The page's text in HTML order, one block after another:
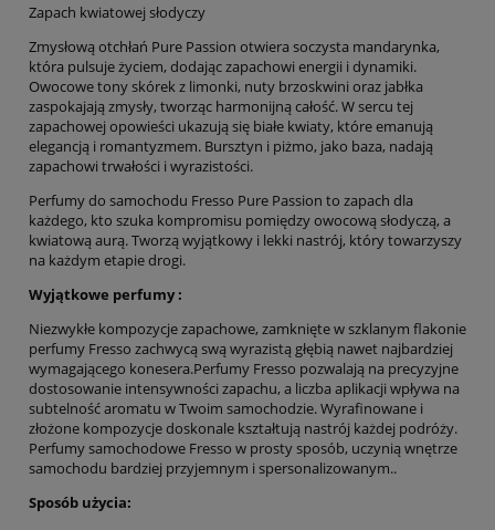
Zapach kwiatowej słodyczy
Zmysłową otchłań Pure Passion otwiera soczysta mandarynka,
która pulsuje życiem, dodając zapachowi energii i dynamiki.
Owocowe tony skórek z limonki, nuty brzoskwini oraz jabłka
zaspokajają zmysły, tworząc harmonijną całość. W sercu tej
zapachowej opowieści ukazują się białe kwiaty, które emanują
elegancją i romantyzmem. Bursztyn i piżmo, jako baza, nadają
zapachowi trwałości i wyrazistości.
Perfumy do samochodu Fresso Pure Passion to zapach dla
każdego, kto szuka kompromisu pomiędzy owocową słodyczą, a
kwiatową aurą. Tworzą wyjątkowy i lekki nastrój, który towarzyszy
na każdym etapie drogi.
Wyjątkowe perfumy :
Niezwykłe kompozycje zapachowe, zamknięte w szklanym flakonie
perfumy Fresso zachwycą swą wyrazistą głębią nawet najbardziej
wymagającego konesera.Perfumy Fresso pozwalają na precyzyjne
dostosowanie intensywności zapachu, a liczba aplikacji wpływa na
subtelność aromatu w Twoim samochodzie. Wyrafinowane i
złożone kompozycje doskonale kształtują nastrój każdej podróży.
Perfumy samochodowe Fresso w prosty sposób, uczynią wnętrze
samochodu bardziej przyjemnym i spersonalizowanym..
Sposób użycia: